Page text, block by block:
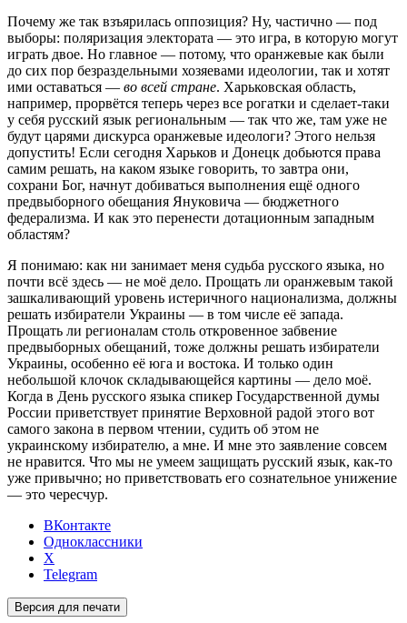
Почему же так взъярилась оппозиция? Ну, частично — под
выборы: поляризация электората — это игра, в которую могут
играть двое. Но главное — потому, что оранжевые как были
до сих пор безраздельными хозяевами идеологии, так и хотят
ими оставаться — во всей стране. Харьковская область,
например, прорвётся теперь через все рогатки и сделает-таки
у себя русский язык региональным — так что же, там уже не
будут царями дискурса оранжевые идеологи? Этого нельзя
допустить! Если сегодня Харьков и Донецк добьются права
самим решать, на каком языке говорить, то завтра они,
сохрани Бог, начнут добиваться выполнения ещё одного
предвыборного обещания Януковича — бюджетного
федерализма. И как это перенести дотационным западным
областям?
Я понимаю: как ни занимает меня судьба русского языка, но
почти всё здесь — не моё дело. Прощать ли оранжевым такой
зашкаливающий уровень истеричного национализма, должны
решать избиратели Украины — в том числе её запада.
Прощать ли регионалам столь откровенное забвение
предвыборных обещаний, тоже должны решать избиратели
Украины, особенно её юга и востока. И только один
небольшой клочок складывающейся картины — дело моё.
Когда в День русского языка спикер Государственной думы
России приветствует принятие Верховной радой этого вот
самого закона в первом чтении, судить об этом не
украинскому избирателю, а мне. И мне это заявление совсем
не нравится. Что мы не умеем защищать русский язык, как-то
уже привычно; но приветствовать его сознательное унижение
— это чересчур.
ВКонтакте
Одноклассники
X
Telegram
Версия для печати